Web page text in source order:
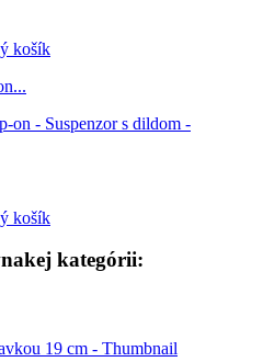
košík
košík
kategórii: